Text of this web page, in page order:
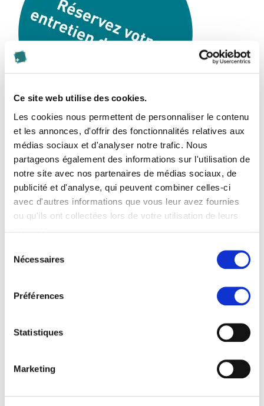
Ce site web utilise des cookies.
Les cookies nous permettent de personnaliser le contenu
et les annonces, d'offrir des fonctionnalités relatives aux
médias sociaux et d'analyser notre trafic. Nous
partageons également des informations sur l'utilisation de
notre site avec nos partenaires de médias sociaux, de
publicité et d'analyse, qui peuvent combiner celles-ci
avec d'autres informations que vous leur avez fournies
ou qu'ils ont collectées lors de votre utilisation de leurs
Nécessaires
Préférences
Statistiques
Marketing
Partager cette page